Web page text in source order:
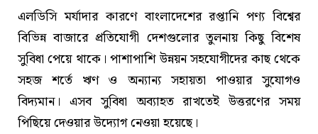
এলডিসি মর্যাদার কারণে বাংলাদেশের রপ্তানি পণ্য বিশ্বের
বিভিন্ন বাজারে প্রতিযোগী দেশগুলোর তুলনায় কিছু বিশেষ
সুবিধা পেয়ে থাকে। পাশাপাশি উন্নয়ন সহযোগীদের কাছ থেকে
সহজ শর্তে ঋণ ও অন্যান্য সহায়তা পাওয়ার সুযোগও
বিদ্যমান। এসব সুবিধা অব্যাহত রাখতেই উত্তরণের সময়
পিছিয়ে দেওয়ার উদ্যোগ নেওয়া হয়েছে।